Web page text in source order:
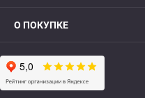
О ПОКУПКЕ